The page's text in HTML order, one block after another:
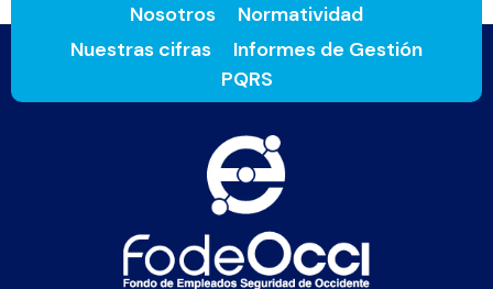
Nosotros
Normatividad
Nuestras cifras
Informes de Gestión
PQRS